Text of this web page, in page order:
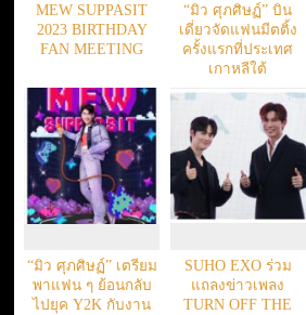
MEW SUPPASIT
2023 BIRTHDAY
FAN MEETING
“มิว ศุภศิษฏ์” บิน
เดี่ยวจัดแฟนมีตติ้ง
ครั้งแรกที่ประเทศ
เกาหลีใต้
“มิว ศุภศิษฏ์” เตรียม
พาแฟน ๆ ย้อนกลับ
ไปยุค Y2K กับงาน
SUHO EXO ร่วม
แถลงข่าวเพลง
TURN OFF THE